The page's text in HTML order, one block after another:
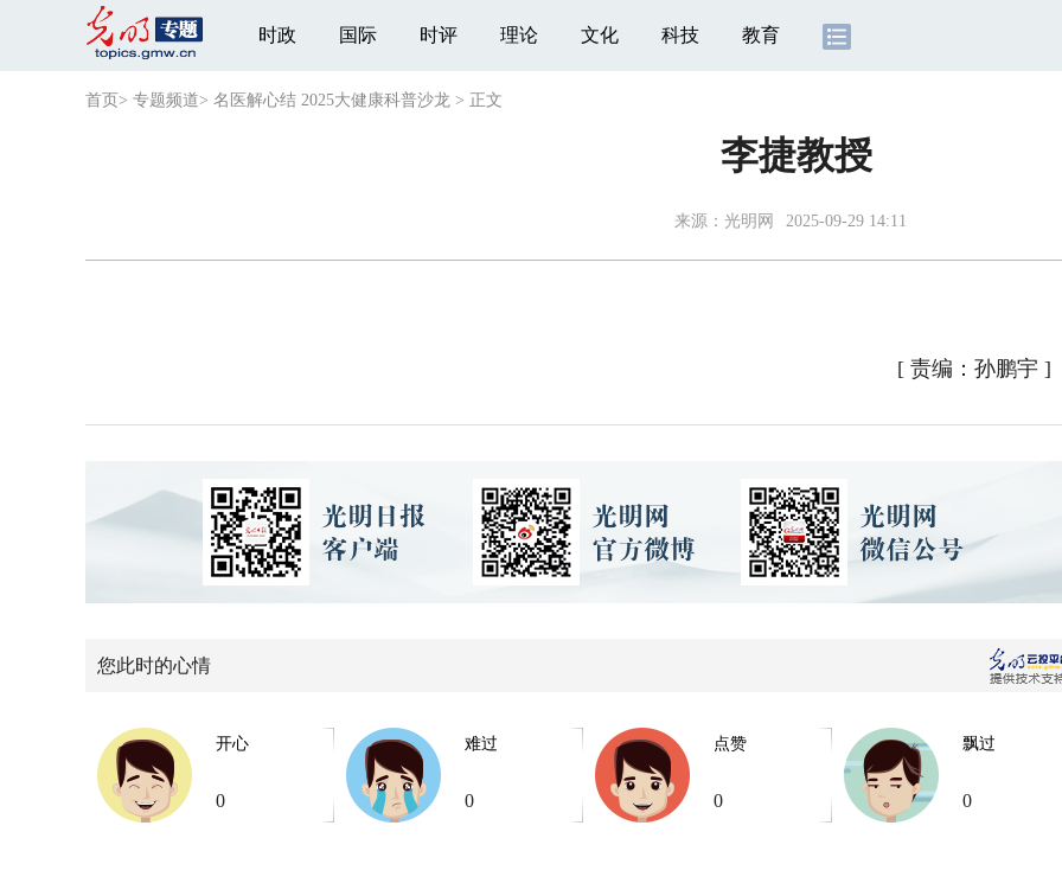
时政 国际 时评 理论 文化 科技 教育
首页 > 专题频道> 名医解心结 2025大健康科普沙龙 > 正文
李捷教授
来源：光明网 2025-09-29 14:11
[ 责编：孙鹏宇 ]
您此时的心情
开心
0
难过
0
点赞
0
飘过
0